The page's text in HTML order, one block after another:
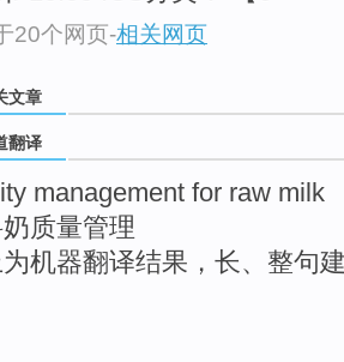
20个网页-相关网页
文章
翻译
management for raw milk
质量管理
为机器翻译结果，长、整句